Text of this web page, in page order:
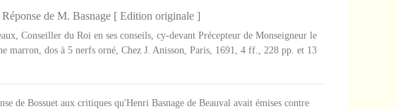
de M. Basnage [ Edition originale ]
Conseiller du Roi en ses conseils, cy-devant Précepteur de Monseigneur le
marron, dos à 5 nerfs orné, Chez J. Anisson, Paris, 1691, 4 ff., 228 pp. et 13
de Bossuet aux critiques qu'Henri Basnage de Beauval avait émises contre